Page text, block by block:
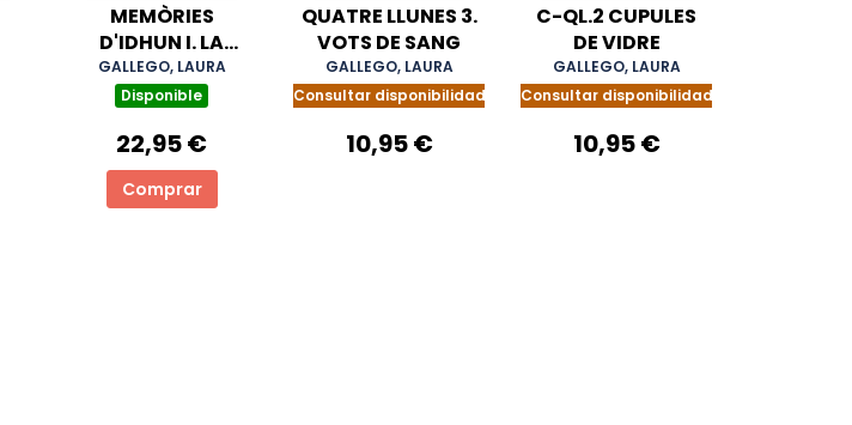
MEMÒRIES
D'IDHUN I. LA
RESISTÈNCIA
GALLEGO, LAURA
Disponible
22,95 €
Comprar
QUATRE LLUNES 3.
VOTS DE SANG
GALLEGO, LAURA
Consultar disponibilidad
10,95 €
C-QL.2 CUPULES
DE VIDRE
GALLEGO, LAURA
Consultar disponibilidad
10,95 €